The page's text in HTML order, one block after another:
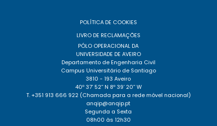
POLÍTICA DE COOKIES
LIVRO DE RECLAMAÇÕES
PÓLO OPERACIONAL DA
UNIVERSIDADE DE AVEIRO
Departamento de Engenharia Civil
Campus Universitário de Santiago
3810 - 193 Aveiro
40º 37’ 52’’ N 8º 39’ 20’’ W
T. +351 913 666 922 (Chamada para a rede móvel nacional)
anqip@anqip.pt
Segunda a Sexta
08h00 às 12h30